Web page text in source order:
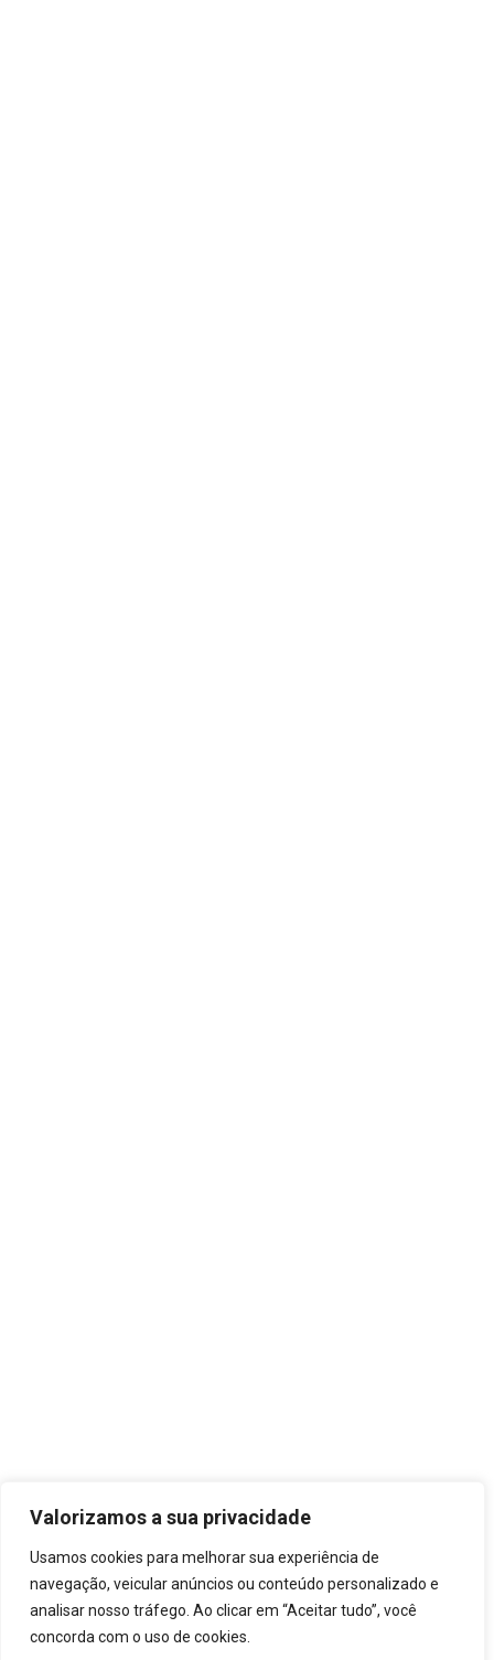
Valorizamos a sua privacidade
Usamos cookies para melhorar sua experiência de
navegação, veicular anúncios ou conteúdo personalizado e
analisar nosso tráfego. Ao clicar em “Aceitar tudo”, você
concorda com o uso de cookies.